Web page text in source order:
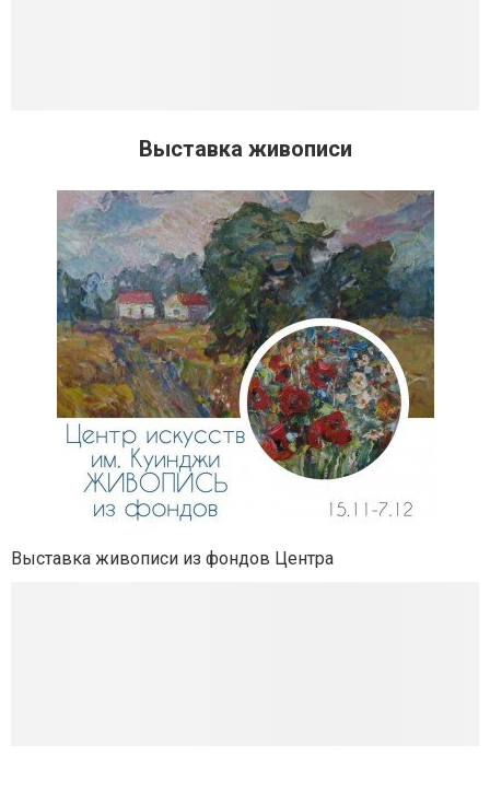
Выставка живописи
Выставка живописи из фондов Центра